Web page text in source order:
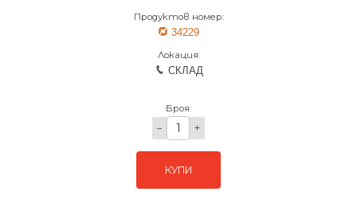
Продуктов номер:
34229
Локация:
СКЛАД
Броя:
− +
КУПИ